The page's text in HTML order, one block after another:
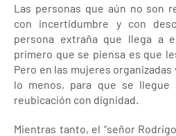
Las personas que aún no son
con incertidumbre y con
persona extraña que llega a
primero que se piensa es que
Pero en las mujeres
lo menos, para que se
reubicación con dignidad.
Mientras tanto, el “señor